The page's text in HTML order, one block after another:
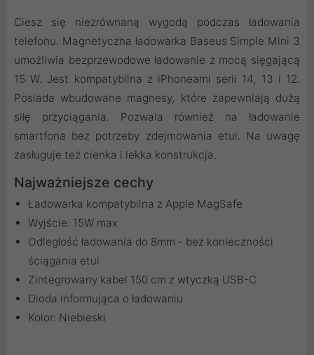
Ciesz się niezrównaną wygodą podczas ładowania
telefonu. Magnetyczna ładowarka Baseus Simple Mini 3
umożliwia bezprzewodowe ładowanie z mocą sięgającą
15 W. Jest kompatybilna z iPhoneami serii 14, 13 i 12.
Posiada wbudowane magnesy, które zapewniają dużą
siłę przyciągania. Pozwala również na ładowanie
smartfona bez potrzeby zdejmowania etui. Na uwagę
zasługuje też cienka i lekka konstrukcja.
Najważniejsze cechy
Ładowarka kompatybilna z Apple MagSafe
Wyjście: 15W max
Odległość ładowania do 8mm - bez konieczności
ściągania etui
Zintegrowany kabel 150 cm z wtyczką USB-C
Dioda informująca o ładowaniu
Kolor: Niebieski